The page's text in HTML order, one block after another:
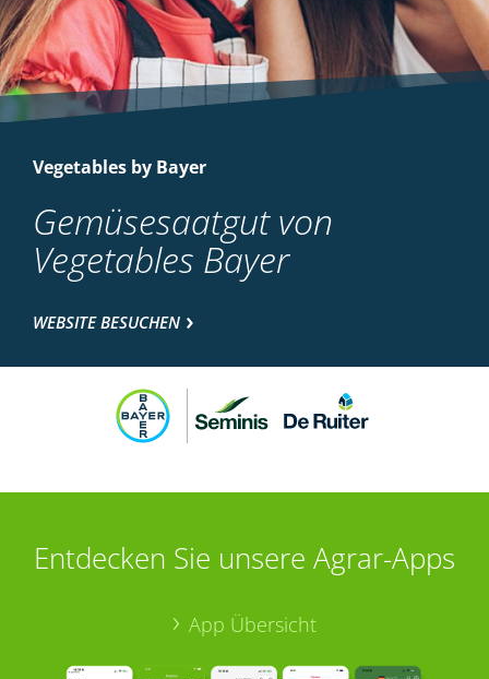
Vegetables by Bayer
Gemüsesaatgut von
Vegetables Bayer
WEBSITE BESUCHEN
Entdecken Sie unsere Agrar-Apps
App Übersicht